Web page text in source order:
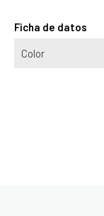
Ficha de datos
Color